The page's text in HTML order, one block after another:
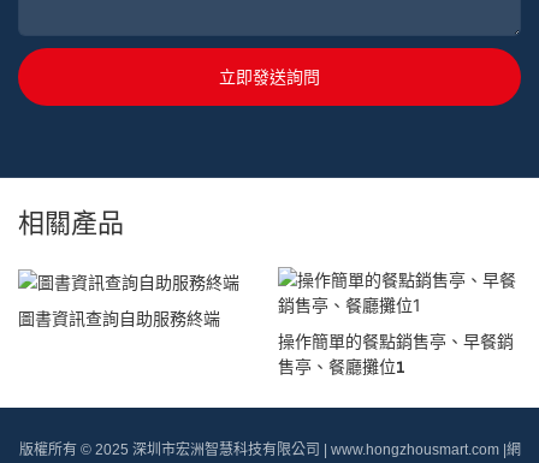
立即發送詢問
相關產品
圖書資訊查詢自助服務終端
操作簡單的餐點銷售亭、早餐銷
售亭、餐廳攤位1
版權所有 © 2025 深圳市宏洲智慧科技有限公司 | www.hongzhousmart.com|網